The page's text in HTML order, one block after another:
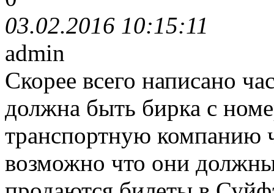
03.02.2016 10:15:11
admin
Скорее всего написано
должна быть бирка с
транспортную компанию
возможно что они